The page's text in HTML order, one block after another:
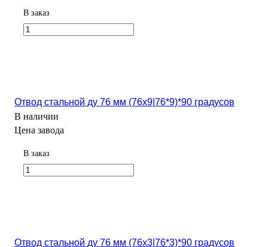
В заказ
Отвод стальной ду 76 мм (76х9|76*9)*90 градусов
В наличии
Цена завода
В заказ
Отвод стальной ду 76 мм (76х3|76*3)*90 градусов